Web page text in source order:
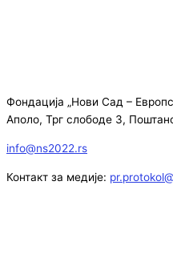
Фондација „Нови Сад –
Аполо, Трг слободе 3,
info@ns2022.rs
Контакт за медије: